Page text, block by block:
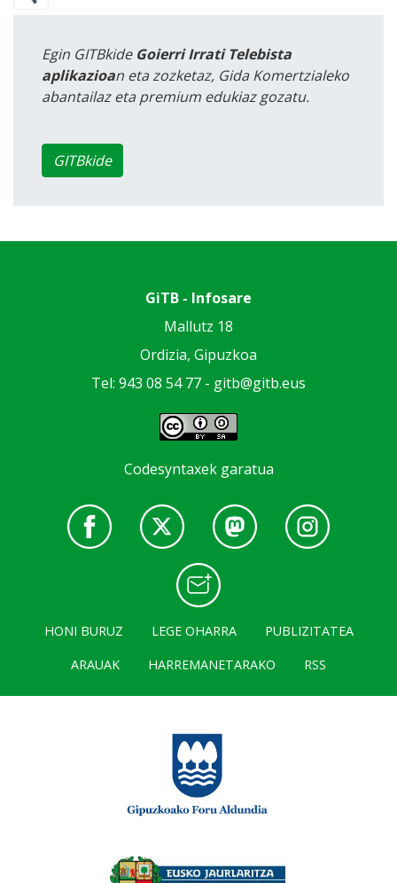
Egin GITBkide Goierri Irrati Telebista
aplikazioan eta zozketaz, Gida Komertzialeko
abantailaz eta premium edukiaz gozatu.
GITBkide
GiTB - Infosare
Mallutz 18
Ordizia, Gipuzkoa
Tel: 943 08 54 77 - gitb@gitb.eus
Codesyntaxek garatua
HONI BURUZ LEGE OHARRA
PUBLIZITATEA
ARAUAK
HARREMANETARAKO RSS